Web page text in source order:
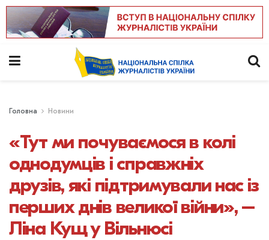
Головна Новини
«Тут ми почуваємося в колі
однодумців і справжніх
друзів, які підтримували нас із
перших днів великої війни», –
Ліна Кущ у Вільнюсі